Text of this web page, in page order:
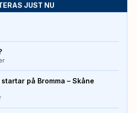
JUST NU
på Bromma – Skåne